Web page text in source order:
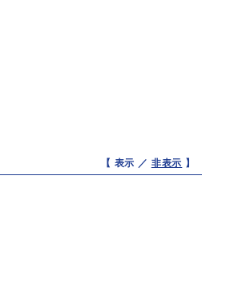
【 表示 ／ 非表示 】